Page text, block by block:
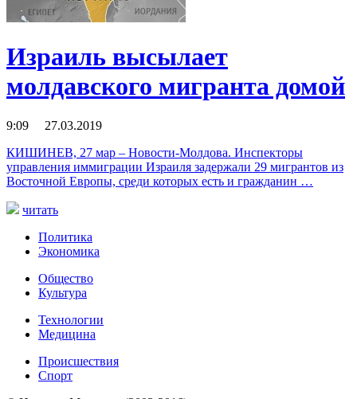
Израиль высылает
молдавского мигранта домой
9:09 27.03.2019
КИШИНЕВ, 27 мар – Новости-Молдова. Инспекторы
управления иммиграции Израиля задержали 29 мигрантов из
Восточной Европы, среди которых есть и гражданин …
читать
Политика
Экономика
Общество
Культура
Технологии
Медицина
Происшествия
Спорт